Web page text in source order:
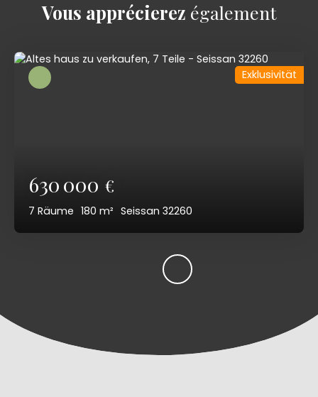
Vous apprécierez également
630 000 €
7 Räume 180 m² Seissan 32260
Exklusivität